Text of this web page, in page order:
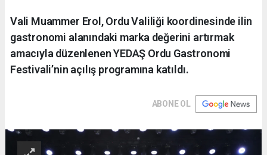
Vali Muammer Erol, Ordu Valiliği koordinesinde ilin
gastronomi alanındaki marka değerini artırmak
amacıyla düzenlenen YEDAŞ Ordu Gastronomi
Festivali’nin açılış programına katıldı.
ABONE OL